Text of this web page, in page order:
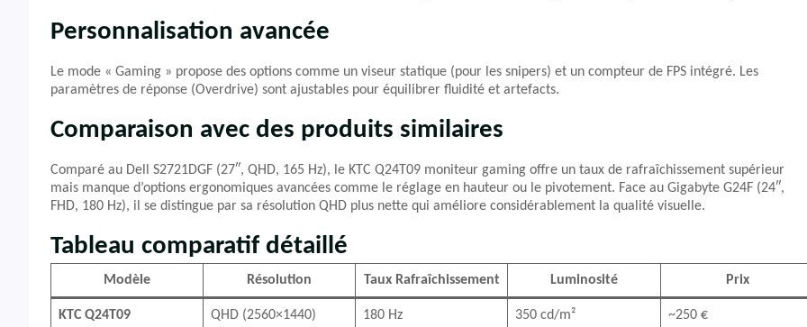
Personnalisation avancée
Le mode « Gaming » propose des options comme un viseur statique (pour les snipers) et un compteur de FPS intégré. Les
paramètres de réponse (Overdrive) sont ajustables pour équilibrer fluidité et artefacts.
Comparaison avec des produits similaires
Comparé au Dell S2721DGF (27″, QHD, 165 Hz), le KTC Q24T09 moniteur gaming offre un taux de rafraîchissement supérieur
mais manque d’options ergonomiques avancées comme le réglage en hauteur ou le pivotement. Face au Gigabyte G24F (24″,
FHD, 180 Hz), il se distingue par sa résolution QHD plus nette qui améliore considérablement la qualité visuelle.
Tableau comparatif détaillé
Modèle Résolution Taux Rafraîchissement Luminosité Prix
KTC Q24T09 QHD (2560×1440) 180 Hz 350 cd/m² ~250 €